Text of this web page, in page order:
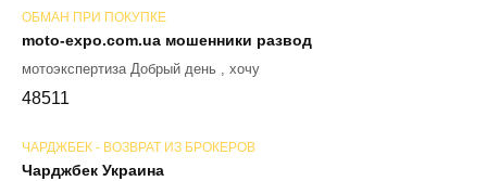
ОБМАН ПРИ ПОКУПКЕ
moto-expo.com.ua мошенники развод
мотоэкспертиза Добрый день , хочу
48511
ЧАРДЖБЕК - ВОЗВРАТ ИЗ БРОКЕРОВ
Чарджбек Украина